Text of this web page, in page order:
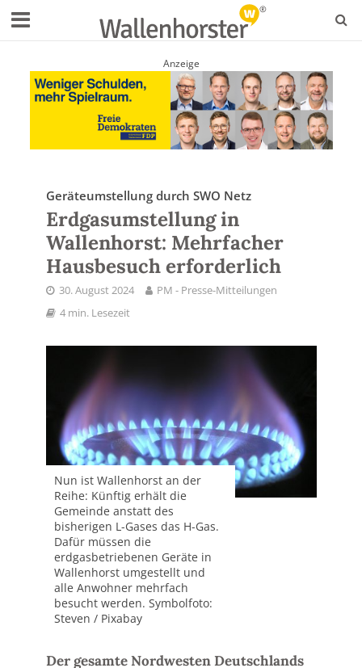
Anzeige
Geräteumstellung durch SWO Netz
Erdgasumstellung in
Wallenhorst: Mehrfacher
Hausbesuch erforderlich
30. August 2024
PM - Presse-Mitteilungen
4 min. Lesezeit
Nun ist Wallenhorst an der
Reihe: Künftig erhält die
Gemeinde anstatt des
bisherigen L-Gases das H-Gas.
Dafür müssen die
erdgasbetriebenen Geräte in
Wallenhorst umgestellt und
alle Anwohner mehrfach
besucht werden. Symbolfoto:
Steven / Pixabay
Der gesamte Nordwesten Deutschlands